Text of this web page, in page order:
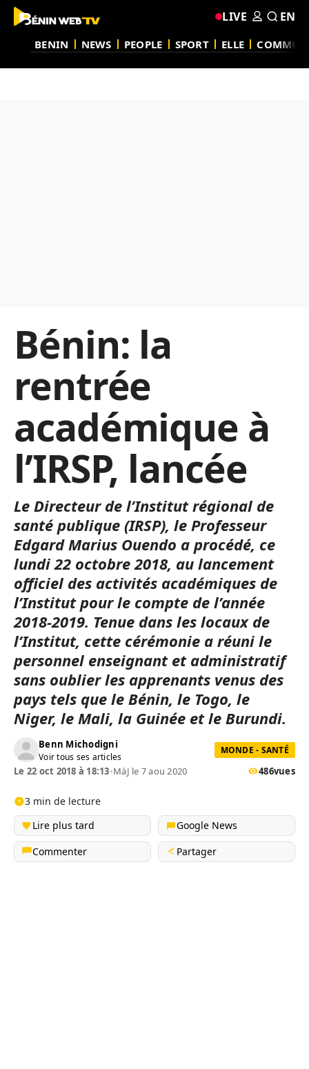
BENIN NEWS PEOPLE SPORT ELLE
LIVE EN
Bénin: la
rentrée
académique à
l’IRSP, lancée
Le Directeur de l’Institut régional de
santé publique (IRSP), le Professeur
Edgard Marius Ouendo a procédé, ce
lundi 22 octobre 2018, au lancement
officiel des activités académiques de
l’Institut pour le compte de l’année
2018-2019. Tenue dans les locaux de
l’Institut, cette cérémonie a réuni le
personnel enseignant et administratif
sans oublier les apprenants venus des
pays tels que le Bénin, le Togo, le
Niger, le Mali, la Guinée et le Burundi.
Benn Michodigni
Voir tous ses articles
MONDE - SANTÉ
Le 22 oct 2018 à 18:13•MàJ le 7 aou 2020 486vues
3 min de lecture
Lire plus tard
Google News
Commenter
Partager